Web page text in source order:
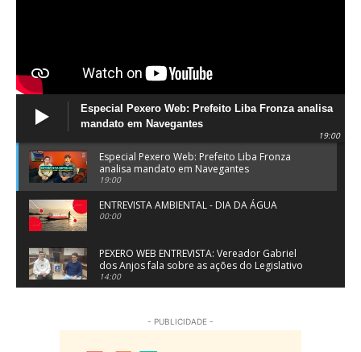
Especial Pexero Web: Prefeito Liba Fronza analisa
mandato em Navegantes
19:00
Especial Pexero Web: Prefeito Liba Fronza
analisa mandato em Navegantes
19:00
ENTREVISTA AMBIENTAL - DIA DA ÁGUA
00:00
PEXERO WEB ENTREVISTA: Vereador Gabriel
dos Anjos fala sobre as ações do Legislativo
de Navegantes
14:00
- PUBLICIDADE -